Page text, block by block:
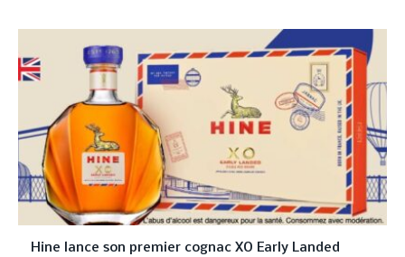
Hine lance son premier cognac XO Early Landed